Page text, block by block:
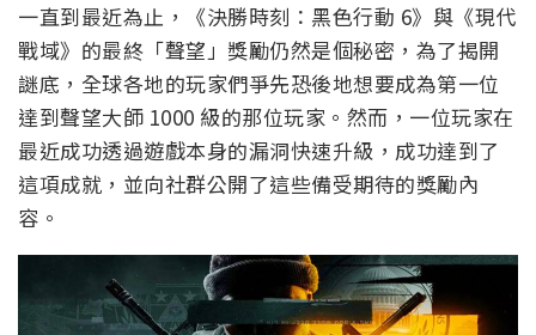
一直到最近為止，《決勝時刻：黑色行動 6》與《現代
戰域》的最終「聲望」獎勵仍然是個秘密，為了揭開
謎底，全球各地的玩家們爭先恐後地想要成為第一位
達到聲望大師 1000 級的那位玩家。然而，一位玩家在
最近成功透過遊戲本身的漏洞快速升級，成功達到了
這項成就，並向社群公開了這些備受期待的獎勵內
容。